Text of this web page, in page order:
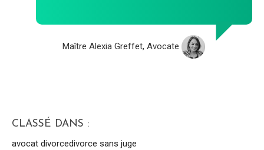
Maître Alexia Greffet, Avocate
CLASSÉ DANS :
avocat divorcedivorce sans juge